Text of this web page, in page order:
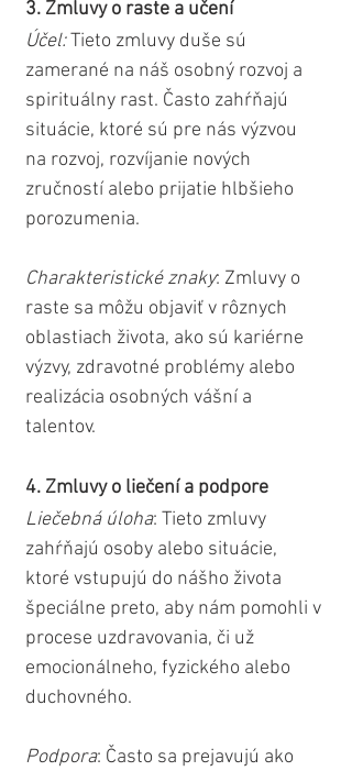
3. Zmluvy o raste a učení
Účel: Tieto zmluvy duše sú
zamerané na náš osobný rozvoj a
spirituálny rast. Často zahŕňajú
situácie, ktoré sú pre nás výzvou
na rozvoj, rozvíjanie nových
zručností alebo prijatie hlbšieho
porozumenia.
Charakteristické znaky: Zmluvy o
raste sa môžu objaviť v rôznych
oblastiach života, ako sú kariérne
výzvy, zdravotné problémy alebo
realizácia osobných vášní a
talentov.
4. Zmluvy o liečení a podpore
Liečebná úloha: Tieto zmluvy
zahŕňajú osoby alebo situácie,
ktoré vstupujú do nášho života
špeciálne preto, aby nám pomohli v
procese uzdravovania, či už
emocionálneho, fyzického alebo
duchovného.
Podpora: Často sa prejavujú ako